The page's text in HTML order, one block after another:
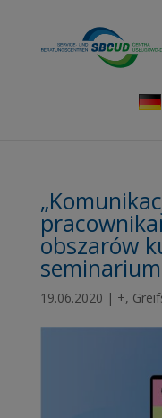
obszarów
19.06.2020 | +,